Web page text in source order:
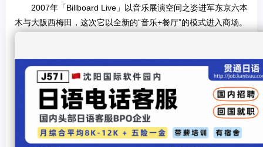
2007年「Billboard Live」以音乐展演空间之姿进军东京六本
木与大阪西梅田，这次它以全新的“音乐+餐厅”的模式进入商场。
位于3楼的「Billboard Café & Dining」是与美国告示榜
（Billboard）携手合作的音乐美食餐厅，餐厅内到处充满着音乐
的元素。
室内空间分成吧台区、沙发区、座位区，还有4间小包厢以